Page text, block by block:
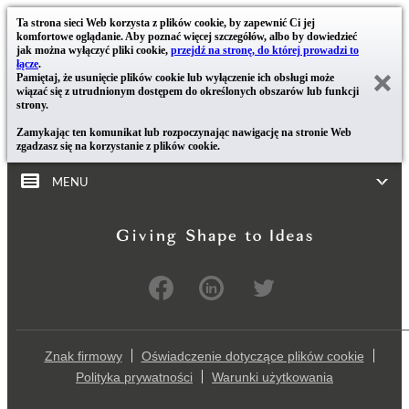
Ta strona sieci Web korzysta z plików cookie, by zapewnić Ci jej
komfortowe oglądanie. Aby poznać więcej szczegółów, albo by dowiedzieć
jak można wyłączyć pliki cookie, przejdź na stronę, do której prowadzi to
łącze.
Pamiętaj, że usunięcie plików cookie lub wyłączenie ich obsługi może
wiązać się z utrudnionym dostępem do określonych obszarów lub funkcji
strony.
Zamykając ten komunikat lub rozpoczynając nawigację na stronie Web
zgadzasz się na korzystanie z plików cookie.
MENU
Znak firmowy
Oświadczenie dotyczące plików cookie
Polityka prywatności
Warunki użytkowania